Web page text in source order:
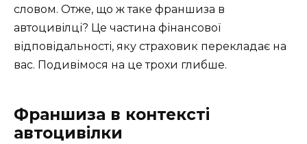
словом. Отже, що ж таке франшиза в
автоцивілці? Це частина фінансової
відповідальності, яку страховик перекладає на
вас. Подивімося на це трохи глибше.
Франшиза в контексті
автоцивілки